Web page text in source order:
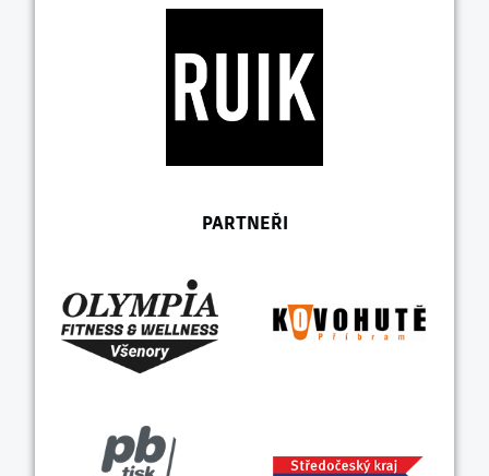
PARTNEŘI